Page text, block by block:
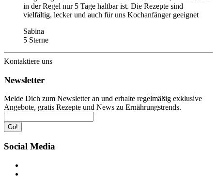
in der Regel nur 5 Tage haltbar ist. Die Rezepte sind
vielfältig, lecker und auch für uns Kochanfänger geeignet
Sabina
5 Sterne
Kontaktiere uns
Newsletter
Melde Dich zum Newsletter an und erhalte regelmäßig exklusive
Angebote, gratis Rezepte und News zu Ernährungstrends.
Go!
Social Media